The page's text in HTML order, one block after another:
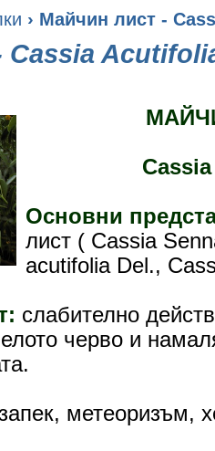
› Майчин лист -
Основни
лист ( Cassia
acutifolia Del.,
слабително
черво и
метеоризъм,